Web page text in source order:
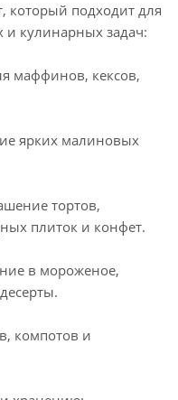
который подходит для
и кулинарных задач:
маффинов, кексов,
ярких малиновых
тортов,
плиток и конфет.
в мороженое,
компотов и